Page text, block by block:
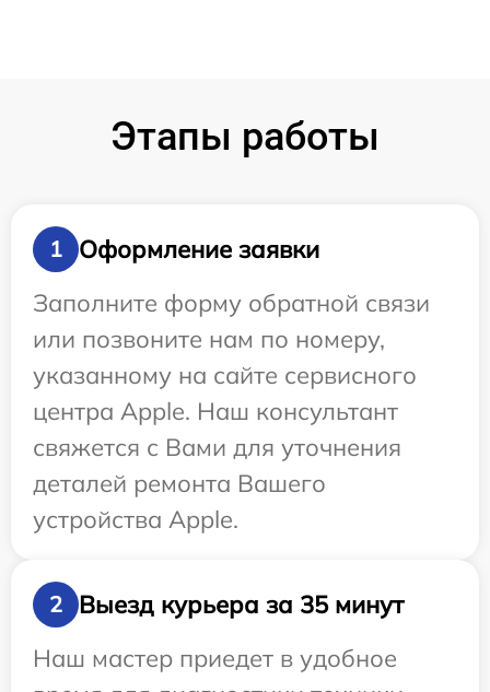
Этапы работы
1
Оформление заявки
Заполните форму обратной связи
или позвоните нам по номеру,
указанному на сайте сервисного
центра Apple. Наш консультант
свяжется с Вами для уточнения
деталей ремонта Вашего
устройства Apple.
2
Выезд курьера за 35 минут
Наш мастер приедет в удобное